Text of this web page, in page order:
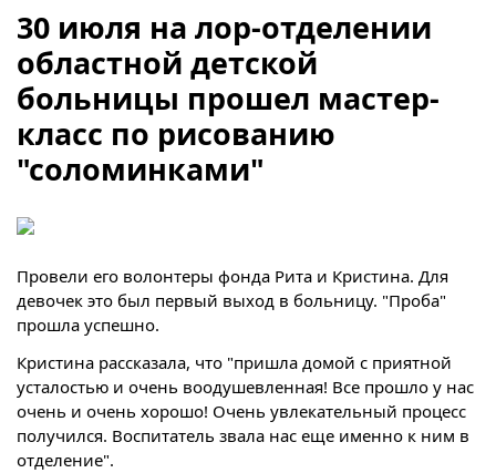
30 июля на лор-отделении
областной детской
больницы прошел мастер-
класс по рисованию
"соломинками"
Провели его волонтеры фонда Рита и Кристина. Для
девочек это был первый выход в больницу. "Проба"
прошла успешно.
Кристина рассказала, что "пришла домой с приятной
усталостью и очень воодушевленная! Все прошло у нас
очень и очень хорошо! Очень увлекательный процесс
получился. Воспитатель звала нас еще именно к ним в
отделение".